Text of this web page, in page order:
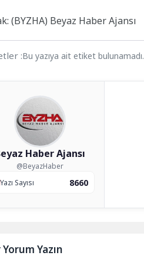
(BYZHA) Beyaz Haber Ajansı
:Bu yazıya ait etiket bulunamadı.
Haber Ajansı
@BeyazHaber
Yazı Sayısı
8660
Yazın